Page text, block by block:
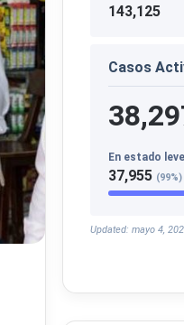
143,125
Casos
En estado leve
37,955 (99%)
Updated: mayo 4,